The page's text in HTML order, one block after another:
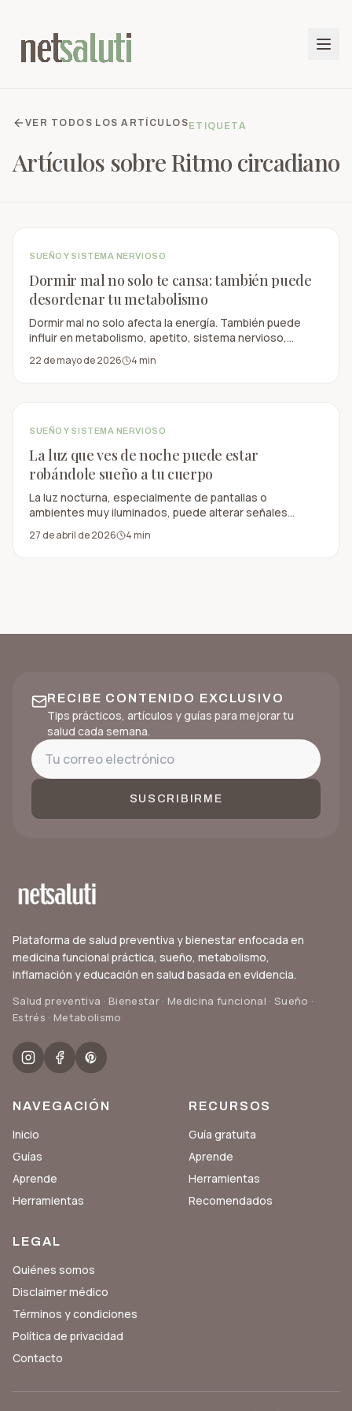
VER TODOS LOS ARTÍCULOS ETIQUETA
Artículos sobreRitmo circadiano
SUEÑO Y SISTEMA NERVIOSO
Dormir mal no solo te cansa: también puede
desordenar tu metabolismo
Dormir mal no solo afecta la energía. También puede
influir en metabolismo, apetito, sistema nervioso,
concentración y salud preventiva.
22 de mayo de 2026 4min
SUEÑO Y SISTEMA NERVIOSO
La luz que ves de noche puede estar
robándole sueño a tu cuerpo
La luz nocturna, especialmente de pantallas o
ambientes muy iluminados, puede alterar señales
naturales del sueño y afectar el ritmo circadiano.
27 de abril de 2026 4min
RECIBE CONTENIDO EXCLUSIVO
Tips prácticos, artículos y guías para mejorar tu
salud cada semana.
SUSCRIBIRME
Plataforma de salud preventiva y bienestar enfocada en
medicina funcional práctica, sueño, metabolismo,
inflamación y educación en salud basada en evidencia.
Salud preventiva · Bienestar · Medicina funcional · Sueño ·
Estrés · Metabolismo
NAVEGACIÓN
Inicio
Guías
Aprende
Herramientas
RECURSOS
Guía gratuita
Aprende
Herramientas
Recomendados
LEGAL
Quiénes somos
Disclaimer médico
Términos y condiciones
Política de privacidad
Contacto